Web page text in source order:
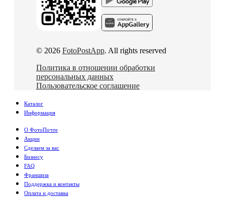
© 2026 FotoPostApp. All rights reserved
Политика в отношении обработки
персональных данных
Пользовательское соглашение
Каталог
Информация
О ФотоПочте
Акции
Сделаем за вас
Бизнесу
FAQ
Франшиза
Поддержка и контакты
Оплата и доставка